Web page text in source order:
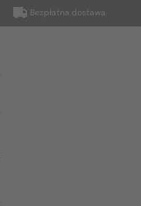
Bezpłatna dostawa